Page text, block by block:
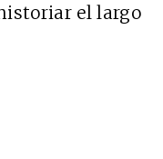
el largo